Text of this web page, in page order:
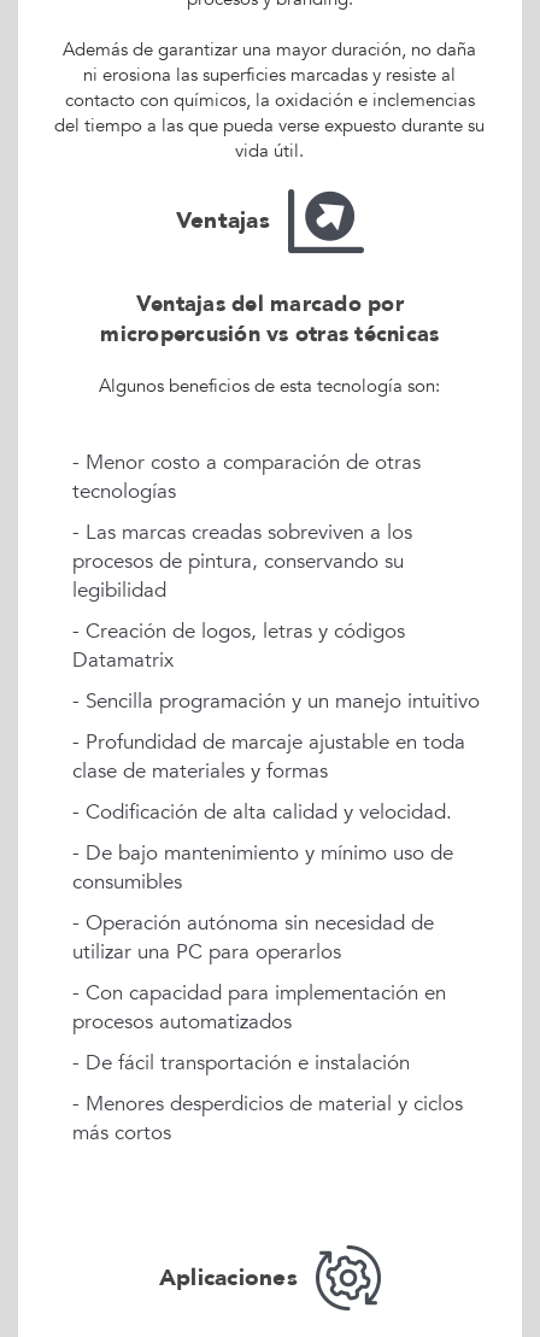
Además de garantizar una mayor duración, no daña
ni erosiona las superficies marcadas y resiste al
contacto con químicos, la oxidación e inclemencias
del tiempo a las que pueda verse expuesto durante su
vida útil.
Ventajas
Ventajas del marcado por
micropercusión vs otras técnicas
Algunos beneficios de esta tecnología son:
- Menor costo a comparación de otras
tecnologías
- Las marcas creadas sobreviven a los
procesos de pintura, conservando su
legibilidad
- Creación de logos, letras y códigos
Datamatrix
- Sencilla programación y un manejo intuitivo
- Profundidad de marcaje ajustable en toda
clase de materiales y formas
- Codificación de alta calidad y velocidad.
- De bajo mantenimiento y mínimo uso de
consumibles
- Operación autónoma sin necesidad de
utilizar una PC para operarlos
- Con capacidad para implementación en
procesos automatizados
- De fácil transportación e instalación
- Menores desperdicios de material y ciclos
más cortos
Aplicaciones